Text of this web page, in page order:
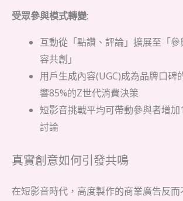
受眾參與模式轉變:
互動從「點讚、評論」擴展至「
容共創」
用戶生成內容(UGC)成為品牌口碑
響85%的Z世代消費決策
短影音挑戰平均可帶動參與者增
討論
真實創意如何引發共鳴
在短影音時代，高度製作的商業廣告反而